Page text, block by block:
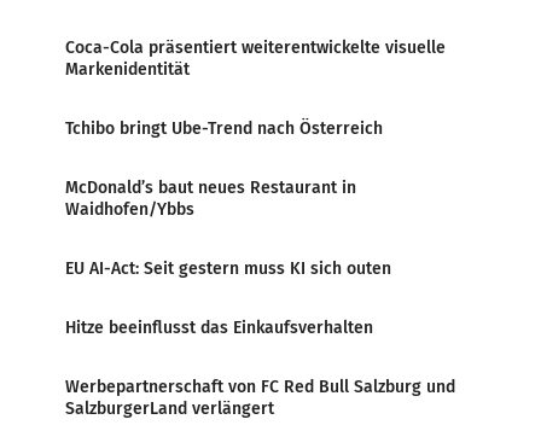
Coca-Cola präsentiert weiterentwickelte visuelle
Markenidentität
Tchibo bringt Ube-Trend nach Österreich
McDonald’s baut neues Restaurant in
Waidhofen/Ybbs
EU AI-Act: Seit gestern muss KI sich outen
Hitze beeinflusst das Einkaufsverhalten
Werbepartnerschaft von FC Red Bull Salzburg und
SalzburgerLand verlängert